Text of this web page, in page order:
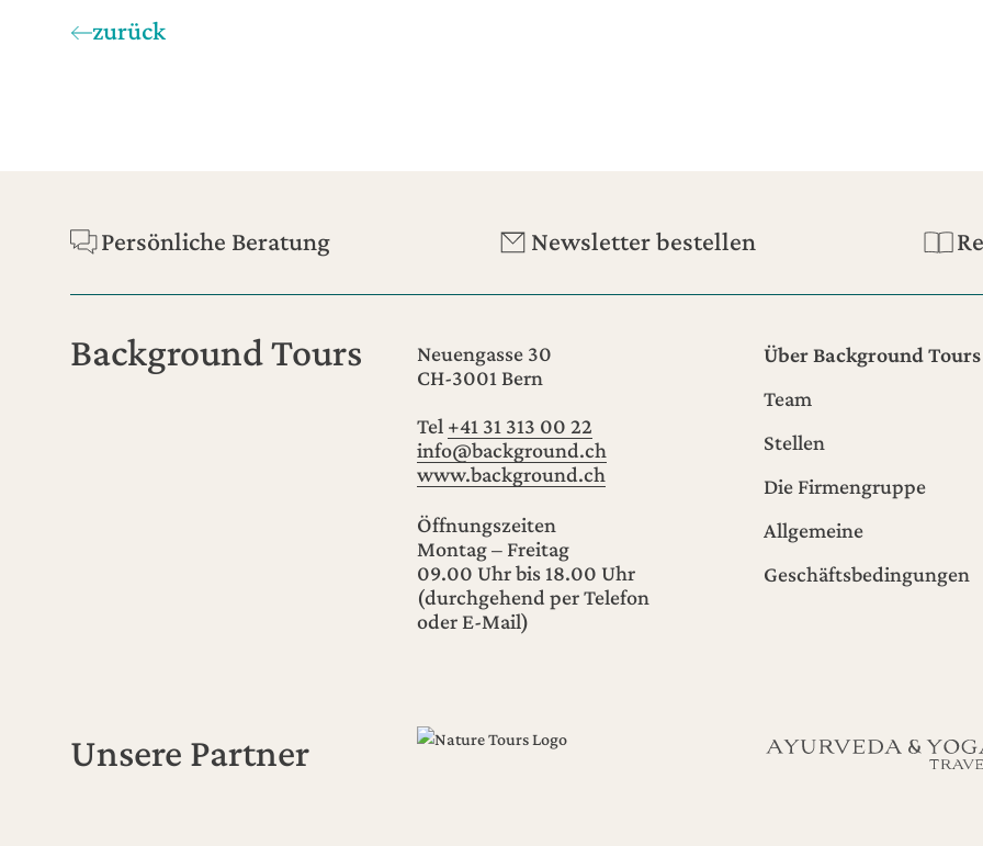
zurück
Persönliche Beratung Newsletter bestellen
Background Tours
Neuengasse 30
CH-3001 Bern
Tel +41 31 313 00 22
info@background.ch
www.background.ch
Öffnungszeiten
Montag – Freitag
09.00 Uhr bis 18.00 Uhr
(durchgehend per Telefon
oder E-Mail)
Über Background Tours
Team
Stellen
Die Firmengruppe
Allgemeine
Geschäftsbedingungen
Unsere Partner